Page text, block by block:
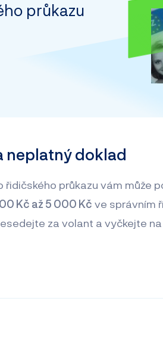
průkazu
neplatný doklad
řidičského průkazu vám může
Kč až 5 000 Kč ve správním
za volant a vyčkejte